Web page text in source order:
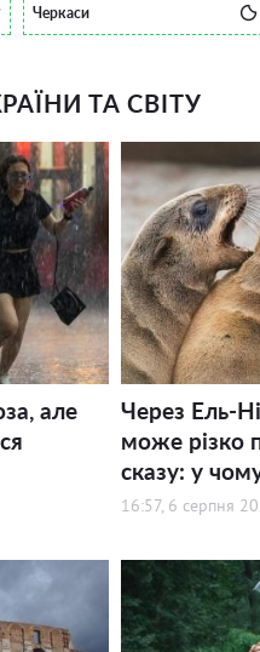
Черкаси
ТА СВІТУ
але
Через Ель-
може різко
сказу: у
16:57, 6 серпня